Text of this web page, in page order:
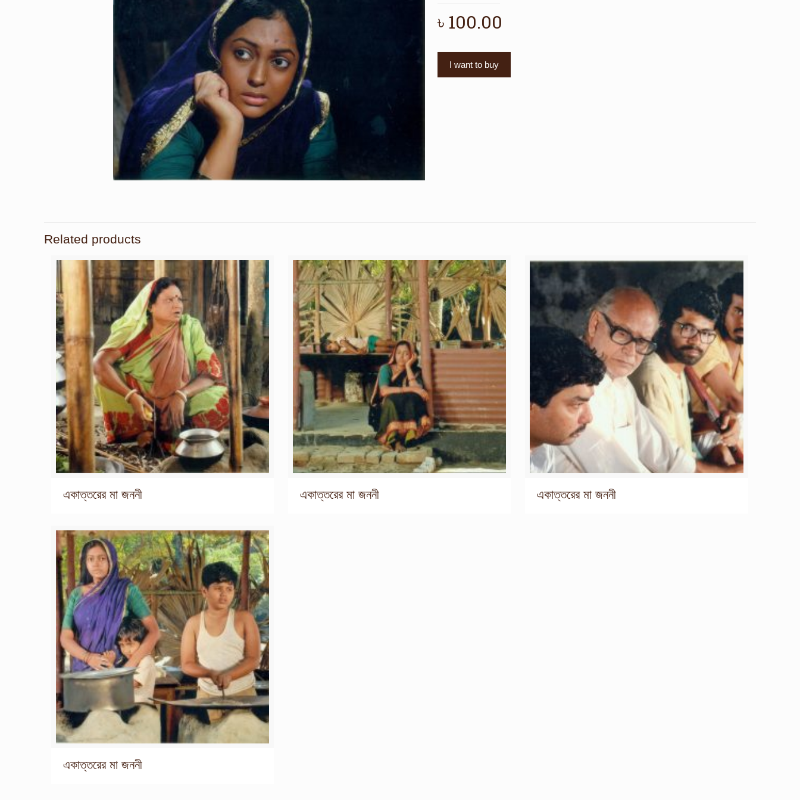
৳ 100.00
I want to buy
Related products
একাত্তরের মা জননী একাত্তরের মা জননী একাত্তরের মা জননী
একাত্তরের মা জননী